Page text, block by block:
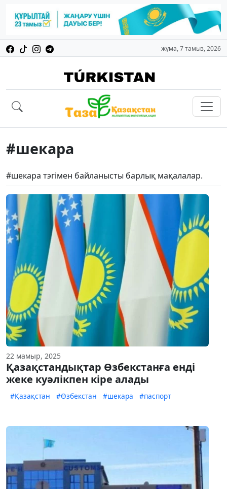
жұма, 7 тамыз, 2026
#шекара
#шекара тэгімен байланысты барлық мақалалар.
22 мамыр, 2025
Қазақстандықтар Өзбекстанға енді
жеке куәлікпен кіре алады
#Қазақстан #Өзбекстан #шекара #паспорт